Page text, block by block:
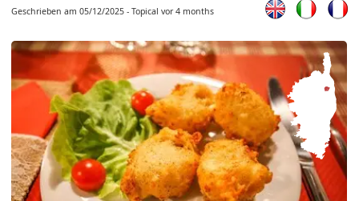
Geschrieben am 05/12/2025 - Topical vor 4 months